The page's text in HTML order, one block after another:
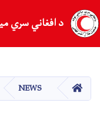
د افغاني سري
کور NEWS